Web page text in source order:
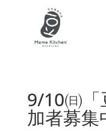
9/10㈰「
加者募集